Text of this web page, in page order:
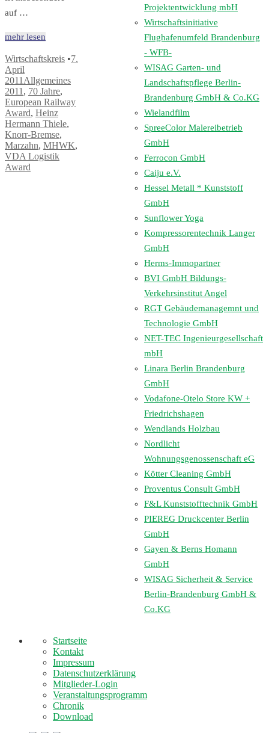
auf …
mehr lesen
Wirtschaftskreis •7.
April
2011 Allgemeines
2011 , 70 Jahre,
European Railway
Award, Heinz
Hermann Thiele,
Knorr-Bremse,
Marzahn, MHWK,
VDA Logistik
Award
Projektentwicklung mbH
Wirtschaftsinitiative
Flughafenumfeld Brandenburg
- WFB-
WISAG Garten- und
Landschaftspflege Berlin-
Brandenburg GmbH & Co.KG
Wielandfilm
SpreeColor Malereibetrieb
GmbH
Ferrocon GmbH
Caiju e.V.
Hessel Metall * Kunststoff
GmbH
Sunflower Yoga
Kompressorentechnik Langer
GmbH
Herms-Immopartner
BVI GmbH Bildungs-
Verkehrsinstitut Angel
RGT Gebäudemanagemnt und
Technologie GmbH
NET-TEC Ingenieurgesellschaft
mbH
Linara Berlin Brandenburg
GmbH
Vodafone-Otelo Store KW +
Friedrichshagen
Wendlands Holzbau
Nordlicht
Wohnungsgenossenschaft eG
Kötter Cleaning GmbH
Proventus Consult GmbH
F&L Kunststofftechnik GmbH
PIEREG Druckcenter Berlin
GmbH
Gayen & Berns Homann
GmbH
WISAG Sicherheit & Service
Berlin-Brandenburg GmbH &
Co.KG
Startseite
Kontakt
Impressum
Datenschutzerklärung
Mitglieder-Login
Veranstaltungsprogramm
Chronik
Download